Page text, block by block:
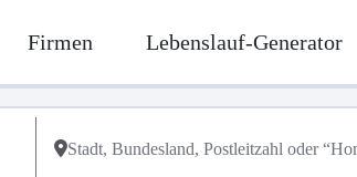
Firmen Lebenslauf-Generator